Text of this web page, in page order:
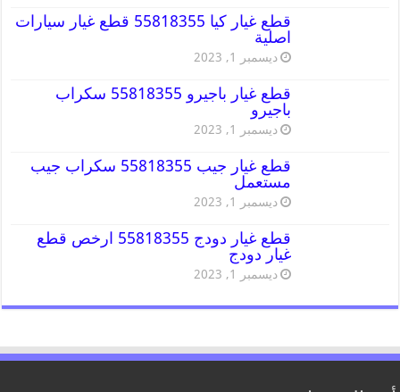
قطع غيار كيا 55818355 قطع غيار سيارات
اصلية
ديسمبر 1, 2023
قطع غيار باجيرو 55818355 سكراب
باجيرو
ديسمبر 1, 2023
قطع غيار جيب 55818355 سكراب جيب
مستعمل
ديسمبر 1, 2023
قطع غيار دودج 55818355 ارخص قطع
غيار دودج
ديسمبر 1, 2023